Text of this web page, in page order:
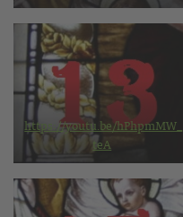
https://youtu.be/hPhpmMW_
teA